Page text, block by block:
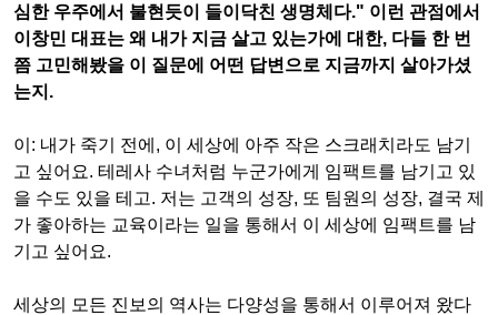
심한 우주에서 불현듯이 들이닥친 생명체다." 이런 관점에서
이창민 대표는 왜 내가 지금 살고 있는가에 대한, 다들 한 번
쯤 고민해봤을 이 질문에 어떤 답변으로 지금까지 살아가셨
는지 .
이 : 내가 죽기 전에 , 이 세상에 아주 작은 스크래치라도 남기
고 싶어요. 테레사 수녀처럼 누군가에게 임팩트를 남기고 있
을 수도 있을 테고. 저는 고객의 성장, 또 팀원의 성장, 결국 제
가 좋아하는 교육이라는 일을 통해서 이 세상에 임팩트를 남
기고 싶어요.
세상의 모든 진보의 역사는 다양성을 통해서 이루어져 왔다